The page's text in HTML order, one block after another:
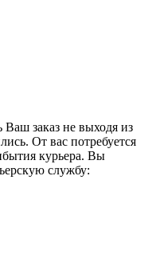
заказ не выходя из
От вас потребуется
курьера. Вы
службу: